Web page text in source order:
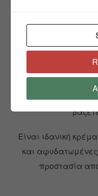
κρέμα
σταθεί
για μια περίπου
Θα διατηρηθεί για
Είναι ιδανική
και αφυδατωμένες
προστασία